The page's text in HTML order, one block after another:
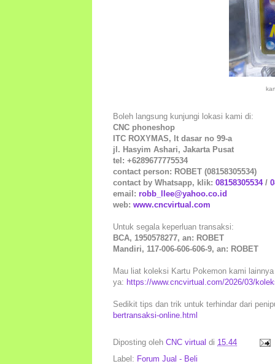
Boleh langsung kunjungi lokasi kami di:
CNC phoneshop
ITC ROXYMAS, lt dasar no 99-a
jl. Hasyim Ashari, Jakarta Pusat
tel: +6289677775534
contact person: ROBET (08158305534)
contact by Whatsapp, klik: 08158305534/
email: robb_llee@yahoo.co.id
web: www.cncvirtual.com
Untuk segala keperluan transaksi:
BCA, 1950578277, an: ROBET
Mandiri, 117-006-606-606-9, an: ROBET
Mau liat koleksi Kartu Pokemon kami
ya: https://www.cncvirtual.com/2026/03/
Sedikit tips dan trik untuk terhindar dari
bertransaksi-online.html
Diposting oleh CNC virtual di 15.44
Label: Forum Jual - Beli